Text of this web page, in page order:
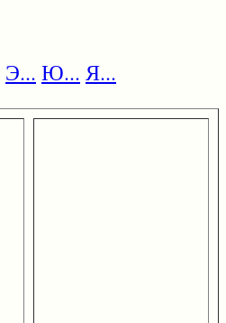
Э... Ю... Я...